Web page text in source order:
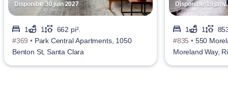
Disponible 30 juin 2027
1 1
662 pi².
#369 • Park Central Apartments, 1050
Benton St, Santa Clara
Disponible 19
1 1
#835 • 550
Moreland Way,